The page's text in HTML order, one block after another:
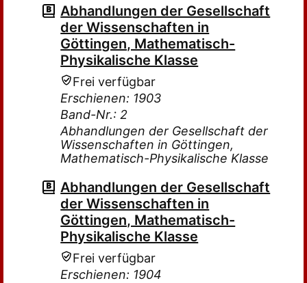
Abhandlungen der Gesellschaft
der Wissenschaften in
Göttingen, Mathematisch-
Physikalische Klasse
Frei verfügbar
Erschienen: 1903
Band-Nr.: 2
Abhandlungen der Gesellschaft der
Wissenschaften in Göttingen,
Mathematisch-Physikalische Klasse
Abhandlungen der Gesellschaft
der Wissenschaften in
Göttingen, Mathematisch-
Physikalische Klasse
Frei verfügbar
Erschienen: 1904